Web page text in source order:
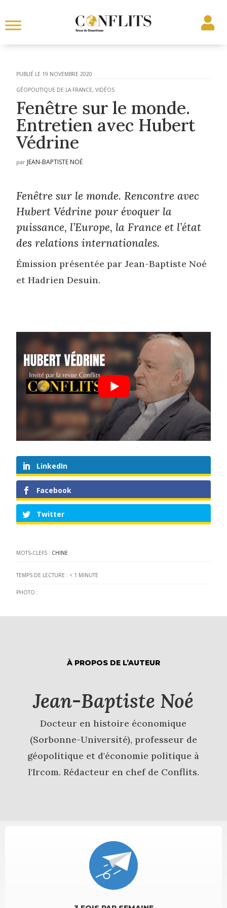
19 NOVEMBRE 2020
GÉOPOLITIQUE DE LA FRANCE,VIDÉOS
Fenêtre sur le monde.
Entretien avec Hubert
Védrine
par JEAN-BAPTISTE NOÉ
Fenêtre sur le monde. Rencontre avec
Hubert Védrine pour évoquer la
puissance, l’Europe, la France et l’état
des relations internationales.
Émission présentée par Jean-Baptiste Noé
et Hadrien Desuin.
LinkedIn
Facebook
Twitter
MOTS-CLEFS : CHINE
TEMPS DE LECTURE : < 1 MINUTE
PHOTO :
À PROPOS DE L’AUTEUR
Jean-Baptiste Noé
Docteur en histoire économique
(Sorbonne-Université), professeur de
géopolitique et d'économie politique à
l'Ircom. Rédacteur en chef de Conflits.